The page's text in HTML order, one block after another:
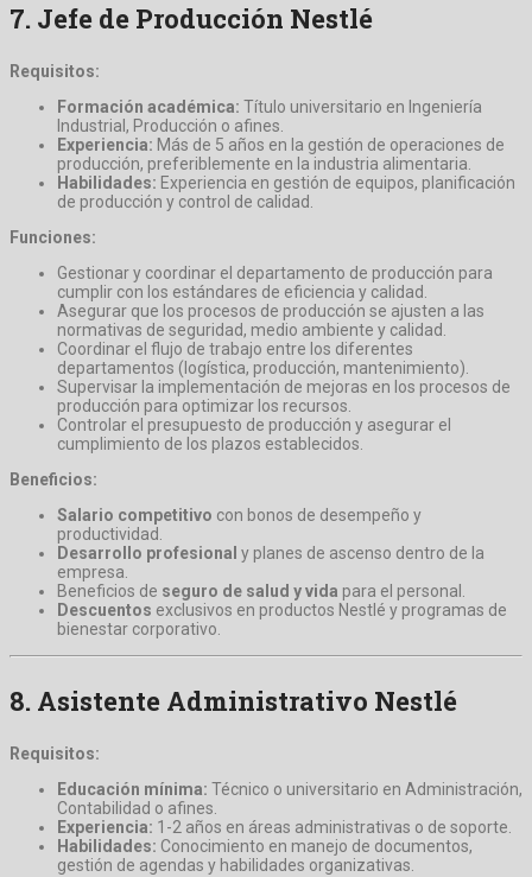
7. Jefe de Producción Nestlé
Requisitos:
Formación académica: Título universitario en Ingeniería
Industrial, Producción o afines.
Experiencia: Más de 5 años en la gestión de operaciones de
producción, preferiblemente en la industria alimentaria.
Habilidades: Experiencia en gestión de equipos, planificación
de producción y control de calidad.
Funciones:
Gestionar y coordinar el departamento de producción para
cumplir con los estándares de eficiencia y calidad.
Asegurar que los procesos de producción se ajusten a las
normativas de seguridad, medio ambiente y calidad.
Coordinar el flujo de trabajo entre los diferentes
departamentos (logística, producción, mantenimiento).
Supervisar la implementación de mejoras en los procesos de
producción para optimizar los recursos.
Controlar el presupuesto de producción y asegurar el
cumplimiento de los plazos establecidos.
Beneficios:
Salario competitivo con bonos de desempeño y
productividad.
Desarrollo profesional y planes de ascenso dentro de la
empresa.
Beneficios de seguro de salud y vida para el personal.
Descuentos exclusivos en productos Nestlé y programas de
bienestar corporativo.
8. Asistente Administrativo Nestlé
Requisitos:
Educación mínima: Técnico o universitario en Administración,
Contabilidad o afines.
Experiencia: 1-2 años en áreas administrativas o de soporte.
Habilidades: Conocimiento en manejo de documentos,
gestión de agendas y habilidades organizativas.